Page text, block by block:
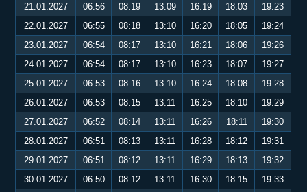
21.01.2027
06:56 08:19 13:09 16:19 18:03
19:23
22.01.2027
06:55 08:18 13:10 16:20 18:05
19:24
23.01.2027
06:54 08:17 13:10 16:21 18:06
19:26
24.01.2027
06:54 08:17 13:10 16:23 18:07
19:27
25.01.2027
06:53 08:16 13:10 16:24 18:08
19:28
26.01.2027
06:53 08:15 13:11 16:25 18:10
19:29
27.01.2027
06:52 08:14 13:11 16:26 18:11
19:30
28.01.2027
06:51 08:13 13:11 16:28 18:12
19:31
29.01.2027
06:51 08:12 13:11 16:29 18:13
19:32
30.01.2027
06:50 08:12 13:11 16:30 18:15
19:33